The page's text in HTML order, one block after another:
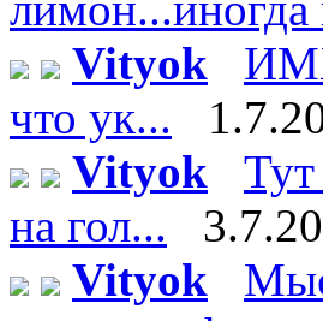
Vityok
что ук...
Vityok
Тут
на гол...
Vityok